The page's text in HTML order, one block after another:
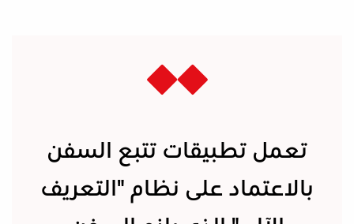
تعمل تطبيقات تتبع السفن
بالاعتماد على نظام "التعريف